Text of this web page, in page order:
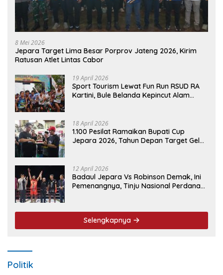
8 Mei 2026
Jepara Target Lima Besar Porprov Jateng 2026, Kirim
Ratusan Atlet Lintas Cabor
19 April 2026
Sport Tourism Lewat Fun Run RSUD RA
Kartini, Bule Belanda Kepincut Alam
18 April 2026
1.100 Pesilat Ramaikan Bupati Cup
Jepara 2026, Tahun Depan Target Gelar
12 April 2026
Badaul Jepara Vs Robinson Demak, Ini
Pemenangnya, Tinju Nasional Perdana
Selengkapnya
Politik